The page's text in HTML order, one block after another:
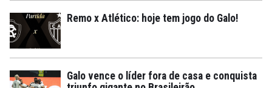
Remo x Atlético: hoje tem jogo do Galo!
Galo vence o líder fora de casa e conquista